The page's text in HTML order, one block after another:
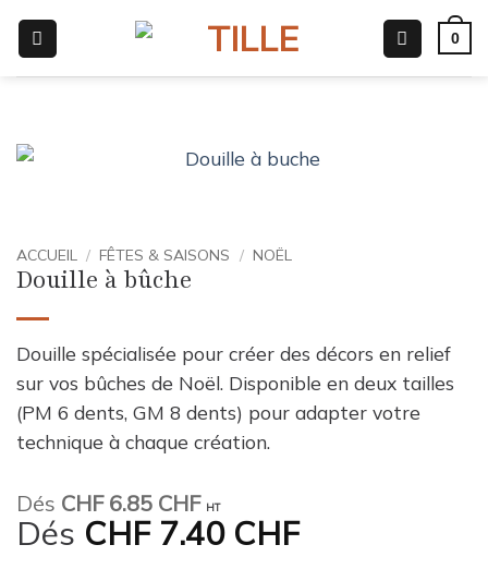
contenu
0
ACCUEIL / FÊTES & SAISONS / NOËL
Douille à bûche
Douille spécialisée pour créer des décors en relief
sur vos bûches de Noël. Disponible en deux tailles
(PM 6 dents, GM 8 dents) pour adapter votre
technique à chaque création.
Dés CHF6.85 CHF HT
Dés CHF7.40 CHF